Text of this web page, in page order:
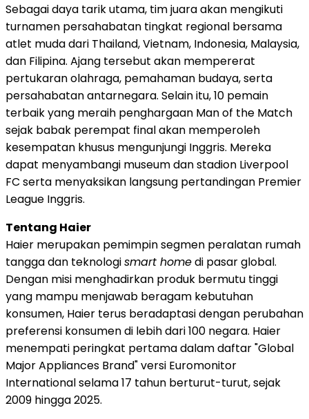
Sebagai daya tarik utama, tim juara akan mengikuti
turnamen persahabatan tingkat regional bersama
atlet muda dari Thailand, Vietnam, Indonesia, Malaysia,
dan Filipina. Ajang tersebut akan mempererat
pertukaran olahraga, pemahaman budaya, serta
persahabatan antarnegara. Selain itu, 10 pemain
terbaik yang meraih penghargaan Man of the Match
sejak babak perempat final akan memperoleh
kesempatan khusus mengunjungi Inggris. Mereka
dapat menyambangi museum dan stadion Liverpool
FC serta menyaksikan langsung pertandingan Premier
League Inggris.
Tentang Haier
Haier merupakan pemimpin segmen peralatan rumah
tangga dan teknologismart homedi pasar global.
Dengan misi menghadirkan produk bermutu tinggi
yang mampu menjawab beragam kebutuhan
konsumen, Haier terus beradaptasi dengan perubahan
preferensi konsumen di lebih dari 100 negara. Haier
menempati peringkat pertama dalam daftar "Global
Major Appliances Brand" versi Euromonitor
International selama 17 tahun berturut-turut, sejak
2009 hingga 2025.